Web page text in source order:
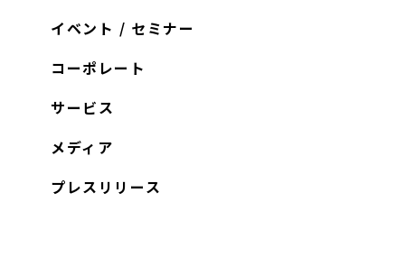
キュリティサービス
イベント / セミナー
コーポレート
サービス
メディア
プレスリリース